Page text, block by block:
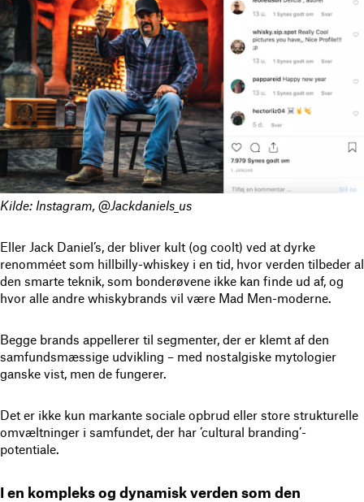
Kilde: Instagram, @Jackdaniels_us
Eller Jack Daniel’s, der bliver kult (og coolt) ved at dyrke
renomméet som hillbilly-whiskey i en tid, hvor verden tilbeder al
den smarte teknik, som bonderøvene ikke kan finde ud af, og
hvor alle andre whiskybrands vil være Mad Men-moderne.
Begge brands appellerer til segmenter, der er klemt af den
samfundsmæssige udvikling – med nostalgiske mytologier
ganske vist, men de fungerer.
Det er ikke kun markante sociale opbrud eller store strukturelle
omvæltninger i samfundet, der har ’cultural branding’-
potentiale.
I en kompleks og dynamisk verden som den